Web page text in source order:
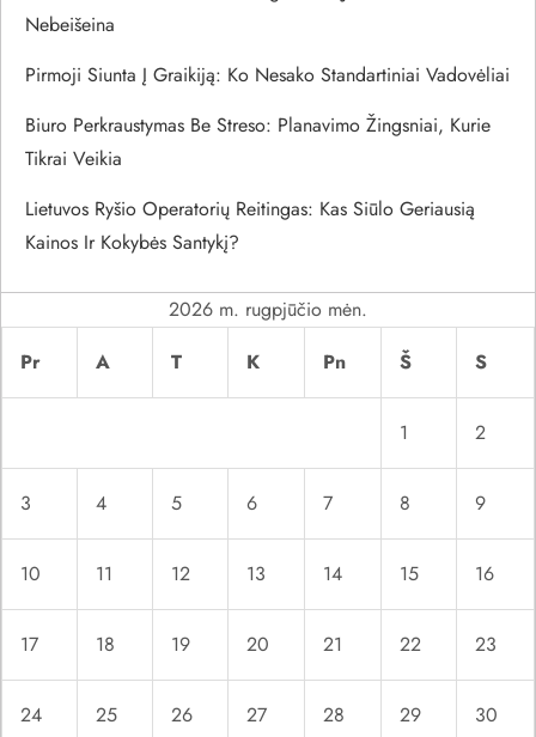
t
a
r
p
į
r
a
Nebeišeina
Pirmoji Siunta Į Graikiją: Ko Nesako Standartiniai Vadovėliai
Biuro Perkraustymas Be Streso: Planavimo Žingsniai, Kurie
Tikrai Veikia
Lietuvos Ryšio Operatorių Reitingas: Kas Siūlo Geriausią
Kainos Ir Kokybės Santykį?
2026 m. rugpjūčio mėn.
Pr
A T K Pn Š S
1 2
3 4 5 6 7 8 9
10 11 12 13 14 15 16
17 18 19 20 21 22 23
24 25 26 27 28 29 30